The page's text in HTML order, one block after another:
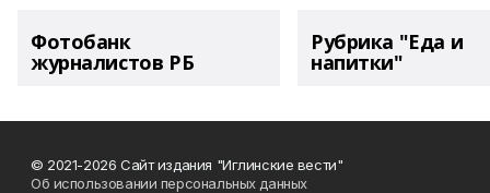
Фотобанк
журналистов РБ
Рубрика "Еда и
напитки"
© 2021-2026 Сайт издания "Иглинские вести"
Об использовании персональных данных